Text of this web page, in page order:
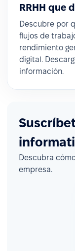
RRHH que
Descubre por
flujos de
rendimiento
digital.
información.
Descubra
empresa.